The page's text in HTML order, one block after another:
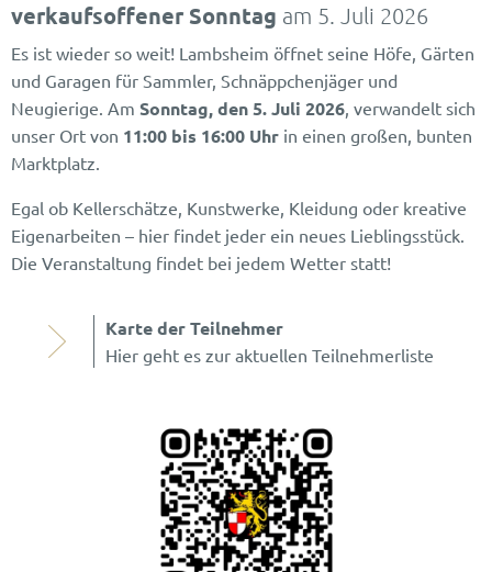
verkaufsoffener Sonntag am 5. Juli 2026
Es ist wieder so weit! Lambsheim öffnet seine Höfe, Gärten
und Garagen für Sammler, Schnäppchenjäger und
Neugierige. Am Sonntag, den 5. Juli 2026, verwandelt sich
unser Ort von 11:00 bis 16:00 Uhr in einen großen, bunten
Marktplatz.
Egal ob Kellerschätze, Kunstwerke, Kleidung oder kreative
Eigenarbeiten – hier findet jeder ein neues Lieblingsstück.
Die Veranstaltung findet bei jedem Wetter statt!
Karte der Teilnehmer
Hier geht es zur aktuellen Teilnehmerliste